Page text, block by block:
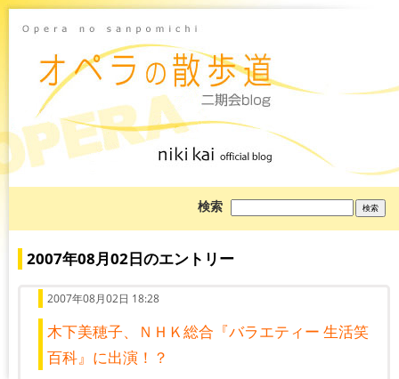
検索
を
索:
2007年08月02日のエントリー
2007年08月02日 18:28
木下美穂子、ＮＨＫ総合『バラエティー 生活笑
百科』に出演！？